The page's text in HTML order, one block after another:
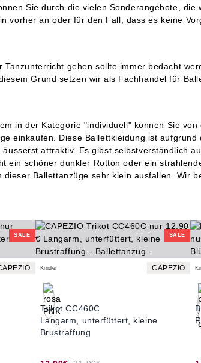
Sie durch die vielen Sonderangebote, die
vorher an oder für den Fall, dass es keine
gehen sollte immer bedacht
Grund setzen wir als Fachhandel für
in der Kategorie "individuell" können Sie
einkaufen. Diese Ballettkleidung ist
attraktiv. Es gibst selbstverständlich
ein schöner dunkler Rotton oder ein
Ballettanzüge sehr klein ausfallen. Wir
SALE SALE
Kinder CAPEZIO
Trikot CC460C
Langarm, unterfüttert, kleine
Brustraffung